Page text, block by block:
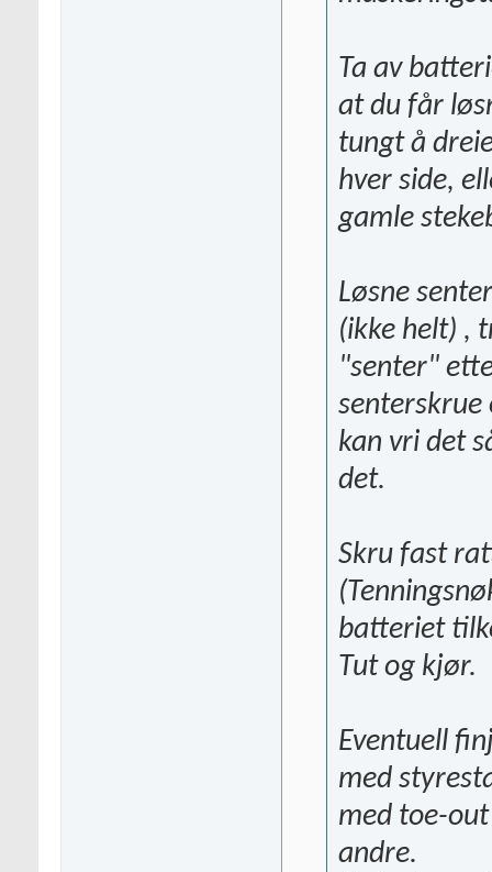
Ta av
at du får
tungt å
hver side,
gamle
Løsne
(ikke helt) ,
"senter"
kan vri det
det.
Skru fast
batteriet
Tut og kjør.
Eventuell
med
med toe-
andre.